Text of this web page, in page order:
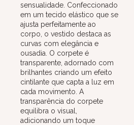
sensualidade. Confeccionado
em um tecido elástico que se
ajusta perfeitamente ao
corpo, o vestido destaca as
curvas com elegância e
ousadia. O corpete é
transparente, adornado com
brilhantes criando um efeito
cintilante que capta a luz em
cada movimento. A
transparência do corpete
equilibra o visual,
adicionando um toque